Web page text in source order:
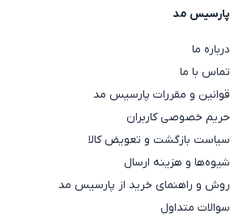
پارسیس مد
درباره ما
تماس با ما
قوانین و مقررات پارسیس مد
حریم خصوصی کاربران
سیاست بازگشت و تعویض کالا
شیوه‌ها و هزینه ارسال
روش و راهنمای خرید از پارسیس مد
سوالات متداول